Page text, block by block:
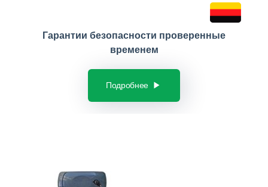
Гарантии безопасности проверенные
временем
Подробнее